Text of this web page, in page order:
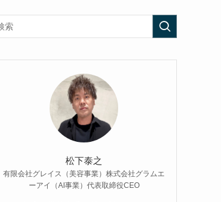
松下泰之
有限会社グレイス（美容事業）株式会社グラムエ
ーアイ（AI事業）代表取締役CEO